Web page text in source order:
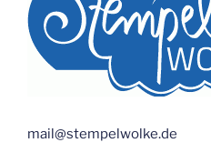
mail@stempelwolke.de